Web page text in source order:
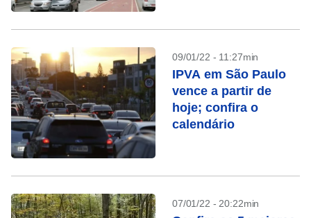
09/01/22 - 11:27min
IPVA em São Paulo
vence a partir de
hoje; confira o
calendário
07/01/22 - 20:22min